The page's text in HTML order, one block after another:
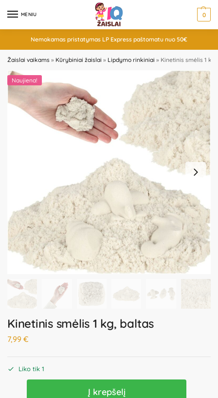
MENIU 0
Nemokamas pristatymas LP Express paštomatu nuo 50€
Žaislai vaikams » Kūrybiniai žaislai » Lipdymo rinkiniai » Kinetinis smėlis 1
Naujiena!
Kinetinis smėlis 1 kg, baltas
7,99 €
Liko tik 1
Į krepšelį